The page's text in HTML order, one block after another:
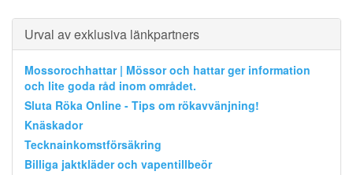
Urval av exklusiva länkpartners
Mossorochhattar | Mössor och hattar ger information
och lite goda råd inom området.
Sluta Röka Online - Tips om rökavvänjning!
Knäskador
Tecknainkomstförsäkring
Billiga jaktkläder och vapentillbeör